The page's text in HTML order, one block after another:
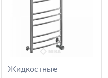
Жидкостные